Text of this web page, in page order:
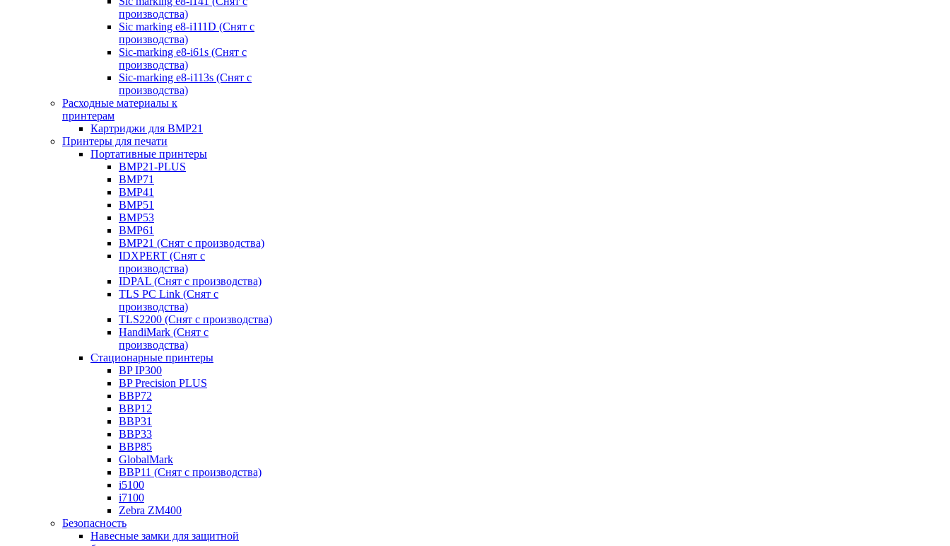
производства)
Sic marking e8-i111D (Снят с
производства)
Sic-marking e8-i61s (Снят с
производства)
Sic-marking e8-i113s (Снят с
производства)
Расходные материалы к
принтерам
Картриджи для BMP21
Принтеры для печати
Портативные принтеры
BMP21-PLUS
BMP71
BMP41
BMP51
BMP53
BMP61
BMP21 (Снят с производства)
IDXPERT (Снят с
производства)
IDPAL (Снят с производства)
TLS PC Link (Снят с
производства)
TLS2200 (Снят с производства)
HandiMark (Снят с
производства)
Стационарные принтеры
BP IP300
BP Precision PLUS
BBP72
BBP12
BBP31
BBP33
BBP85
GlobalMark
BBP11 (Снят с производства)
i5100
i7100
Zebra ZM400
Безопасность
Навесные замки для защитной